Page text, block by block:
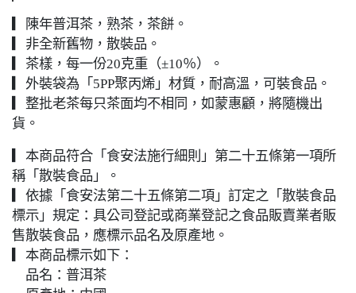
▎陳年普洱茶，熟茶，茶餅。
▎非全新舊物，散裝品。
▎茶樣，每一份20克重（±10％）。
▎外裝袋為「5PP聚丙烯」材質，耐高溫，可裝食品。
▎整批老茶每只茶面均不相同，如蒙惠顧，將隨機出
貨。
▎本商品符合「食安法施行細則」第二十五條第一項所
稱「散裝食品」。
▎依據「食安法第二十五條第二項」訂定之「散裝食品
標示」規定：具公司登記或商業登記之食品販賣業者販
售散裝食品，應標示品名及原產地。
▎本商品標示如下：
品名：普洱茶